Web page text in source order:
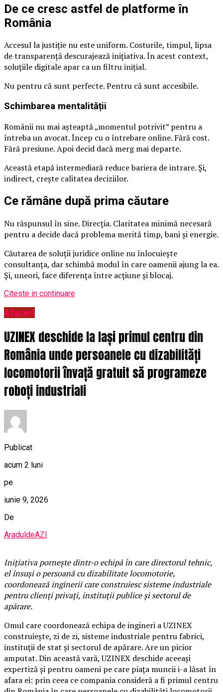
De ce cresc astfel de platforme în
România
Accesul la justiție nu este uniform. Costurile, timpul, lipsa
de transparență descurajează inițiativa. În acest context,
soluțiile digitale apar ca un filtru inițial.
Nu pentru că sunt perfecte. Pentru că sunt accesibile.
Schimbarea mentalității
Românii nu mai așteaptă „momentul potrivit” pentru a
întreba un avocat. Încep cu o întrebare online. Fără cost.
Fără presiune. Apoi decid dacă merg mai departe.
Această etapă intermediară reduce bariera de intrare. Și,
indirect, crește calitatea deciziilor.
Ce rămâne după prima căutare
Nu răspunsul în sine. Direcția. Claritatea minimă necesară
pentru a decide dacă problema merită timp, bani și energie.
Căutarea de soluții juridice online nu înlocuiește
consultanța, dar schimbă modul în care oamenii ajung la ea.
Și, uneori, face diferența între acțiune și blocaj.
Citeste in continuare
Afaceri
UZINEX deschide la Iași primul centru din
România unde persoanele cu dizabilități
locomotorii învață gratuit să programeze
roboți industriali
Publicat
acum 2 luni
pe
iunie 9, 2026
De
AraduldeAZI
Inițiativa pornește dintr-o echipă în care directorul tehnic,
el însuși o persoană cu dizabilitate locomotorie,
coordonează inginerii care construiesc sisteme industriale
pentru clienți privați, instituții publice și sectorul de
apărare.
Omul care coordonează echipa de ingineri a UZINEX
construiește, zi de zi, sisteme industriale pentru fabrici,
instituții de stat și sectorul de apărare. Are un picior
amputat. Din această vară, UZINEX deschide aceeași
expertiză și pentru oameni pe care piața muncii i-a lăsat în
afara ei: prin ceea ce compania consideră a fi primul centru